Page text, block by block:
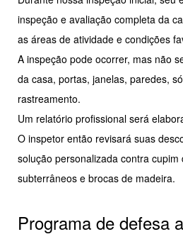
inspeção e avaliação completa da
as áreas de atividade e condições
A inspeção pode ocorrer, mas não
da casa, portas, janelas, paredes,
rastreamento.
Um relatório profissional será
O inspetor então revisará suas
solução personalizada contra
subterrâneos e brocas de madeira.
Programa de defesa